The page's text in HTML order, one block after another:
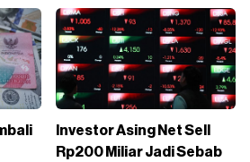
Investor Asing Net Sell
Rp200 Miliar Jadi Sebab